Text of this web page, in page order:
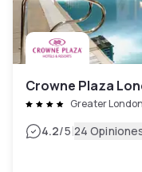
Crowne Plaza
Greater London
4.2/5|24